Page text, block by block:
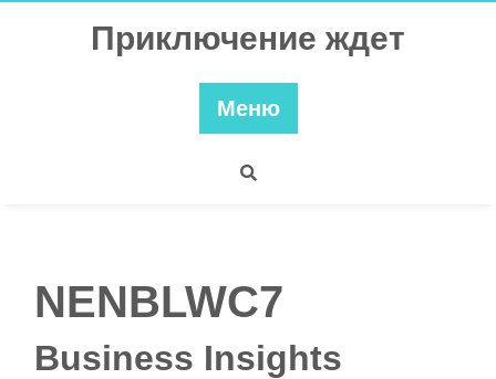
Приключение ждет
Меню
NENBLWC7
Business Insights